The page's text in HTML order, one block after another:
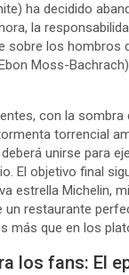
ha decidido
la
sobre los hombros
Moss-
con la sombra
torrencial
unirse para
El objetivo final
estrella Michelin,
un restaurante
más que en los
los fans: El